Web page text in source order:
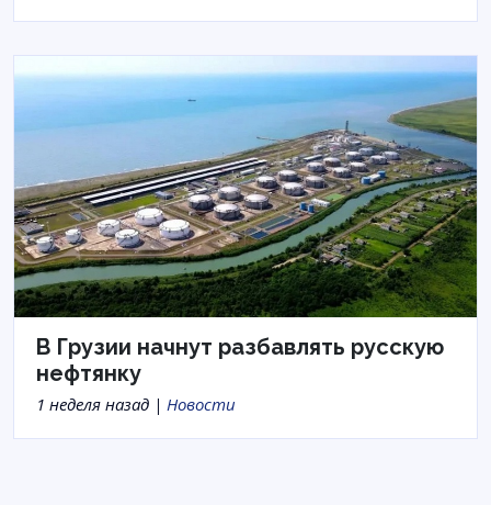
В Грузии начнут разбавлять русскую
нефтянку
1 неделя назад | Новости